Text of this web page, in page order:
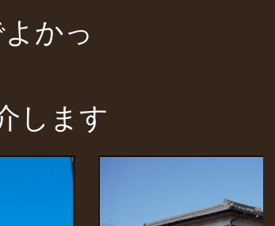
かっ
します